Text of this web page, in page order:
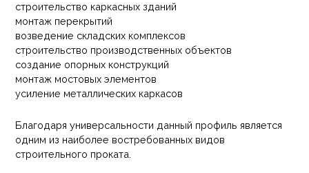
строительство каркасных зданий
монтаж перекрытий
возведение складских комплексов
строительство производственных объектов
создание опорных конструкций
монтаж мостовых элементов
усиление металлических каркасов
Благодаря универсальности данный профиль является
одним из наиболее востребованных видов
строительного проката.